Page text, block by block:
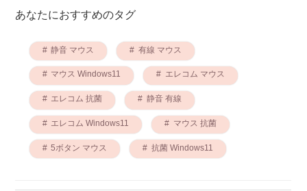
あなたにおすすめのタグ
静音 マウス 有線 マウス
マウス Windows11 エレコム マウス
エレコム 抗菌 静音 有線
エレコム Windows11 マウス 抗菌
5ボタン マウス 抗菌 Windows11